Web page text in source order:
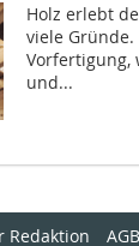
Holz erlebt
viele
Vorfertigung,
und...
Redaktion AGB